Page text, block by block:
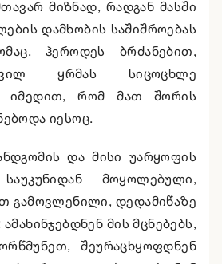
მიზნად, რადგან მასში
დამხობის საშიშროებას
ჰეროდეს ბრძანებით,
ყრმას სიცოცხლე
იმედით, რომ მათ შორის
იესოც.
და მისი უარყოფის
მოყოლებული,
გამოვლენილი, დედამიწაზე
მის მცნებებს,
შეურაცხყოფდნენ